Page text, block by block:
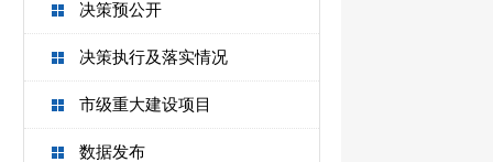
决策预公开
决策执行及落实情况
市级重大建设项目
数据发布